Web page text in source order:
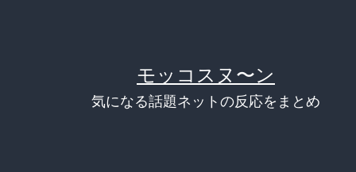
モッコスヌ〜ン
気になる話題ネットの反応をまとめ